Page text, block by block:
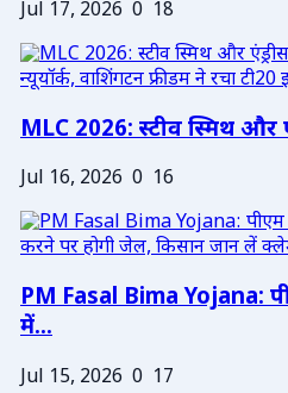
Jul 17, 2026 0 18
MLC 2026: स्टीव स्मिथ और
Jul 16, 2026 0 16
PM Fasal Bima Yojana:
में...
Jul 15, 2026 0 17